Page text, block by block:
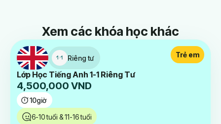
Xem các khóa học khác
Riêng tư
Lớp Học Tiếng Anh 1-1 Riêng Tư
4,500,000 VND
10giờ
Trẻ em
6-10 tuổi & 11-16 tuổi